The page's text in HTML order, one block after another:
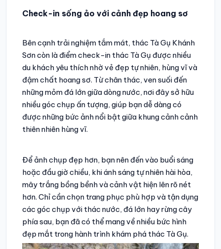
Check-in sống ảo với cảnh đẹp hoang sơ
Bên cạnh trải nghiệm tắm mát, thác Tà Gụ Khánh
Sơn còn là điểm check-in thác Tà Gụ được nhiều
du khách yêu thích nhờ vẻ đẹp tự nhiên, hùng vĩ và
đậm chất hoang sơ. Từ chân thác, ven suối đến
những mỏm đá lớn giữa dòng nước, nơi đây sở hữu
nhiều góc chụp ấn tượng, giúp bạn dễ dàng có
được những bức ảnh nổi bật giữa khung cảnh cảnh
thiên nhiên hùng vĩ.
Để ảnh chụp đẹp hơn, bạn nên đến vào buổi sáng
hoặc đầu giờ chiều, khi ánh sáng tự nhiên hài hòa,
mây trắng bồng bềnh và cảnh vật hiện lên rõ nét
hơn. Chỉ cần chọn trang phục phù hợp và tận dụng
các góc chụp với thác nước, đá lớn hay rừng cây
phía sau, bạn đã có thể mang về nhiều bức hình
đẹp mắt trong hành trình khám phá thác Tà Gụ.